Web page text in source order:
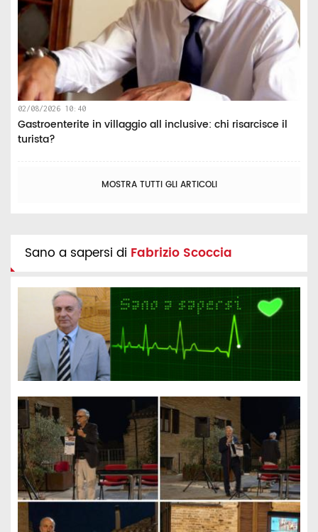
02/08/2026 10:40
Gastroenterite in villaggio all inclusive: chi risarcisce il
turista?
MOSTRA TUTTI GLI ARTICOLI
Sano a sapersi di Fabrizio Scoccia